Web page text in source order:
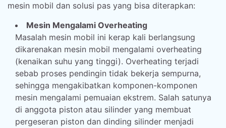
mesin mobil dan solusi pas yang bisa diterapkan:
Mesin Mengalami Overheating
Masalah mesin mobil ini kerap kali berlangsung
dikarenakan mesin mobil mengalami overheating
(kenaikan suhu yang tinggi). Overheating terjadi
sebab proses pendingin tidak bekerja sempurna,
sehingga mengakibatkan komponen-komponen
mesin mengalami pemuaian ekstrem. Salah satunya
di anggota piston atau silinder yang membuat
pergeseran piston dan dinding silinder menjadi